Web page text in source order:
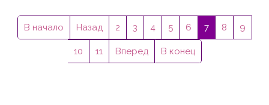
В начало Назад 2 3 4 5 6 7 8 9
10 11 Вперед В конец